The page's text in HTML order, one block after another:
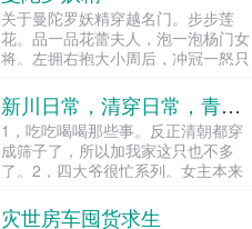
云峰遥望北方，目光十分深邃。活头
仔，有见识！明日安排你去黄竹坑受
训，半年后直接调到我手下做便衣洛
哥，你误会了，其实我是想当狱警。
哪我都想好了赤柱。几年后西贡大傻
鼓起勇气来到赤柱峰哥，我求求你放
我一马吧。我是走私汽车的！可你整
天往我的船上塞什么计算机啊，发动
茶，他甚至问我是不是在北边挂了
关于曼陀罗妖精穿越名门。步步莲
花。品一品花蕾夫人，泡一泡杨门女
将。左拥右抱大小周后，冲冠一怒只
是极品女人。上征程！...
新川日常，清穿日常，青川日常，卿卿日常
1，吃吃喝喝那些事。反正清朝都穿
成筛子了，所以加我家这只也不多
了。2，四大爷很忙系列。女主本来
到空间就犯设定狂癖，文会歪到十万
灾世房车囤货求生